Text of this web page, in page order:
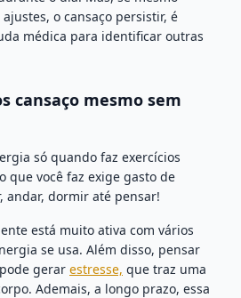
o cansaço persistir, é
médica para identificar outras
cansaço mesmo sem
só quando faz exercícios
que você faz exige gasto de
andar, dormir até pensar!
está muito ativa com vários
se usa. Além disso, pensar
gerar estresse, que traz uma
Ademais, a longo prazo, essa